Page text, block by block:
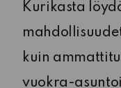
Kurikasta
kuin
vuokra-